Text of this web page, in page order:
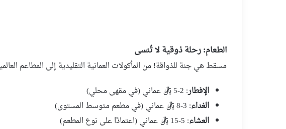
الطعام: رحلة ذوقية لا تُنسى
مسقط هي جنة للذواقة! من المأكولات العمانية التقليدية إلى المطاعم
الإفطار: 2-5 ريال عماني (في مقهى محلي)
الغداء: 3-8 ريال عماني (في مطعم متوسط المستوى)
العشاء: 5-15 ريال عماني (اعتمادًا على نوع المطعم)